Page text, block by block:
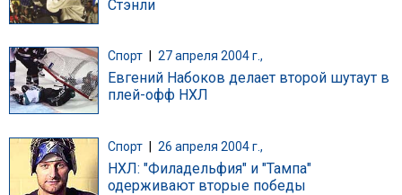
Стэнли
Спорт 27 апреля 2004 г.,
Евгений Набоков делает второй шутаут в
плей-офф НХЛ
Спорт | 26 апреля 2004 г.,
НХЛ: "Филадельфия" и "Тампа"
одерживают вторые победы